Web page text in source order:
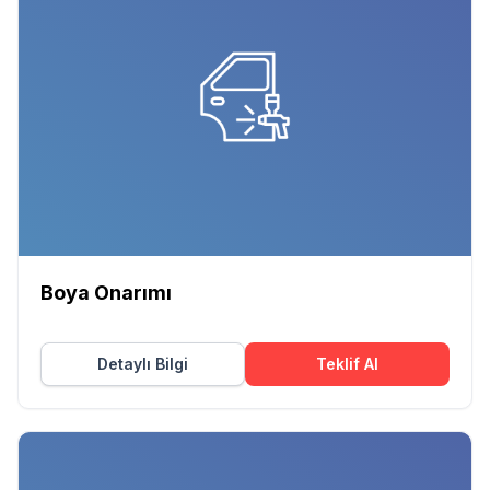
Boya Onarımı
Detaylı Bilgi Teklif Al